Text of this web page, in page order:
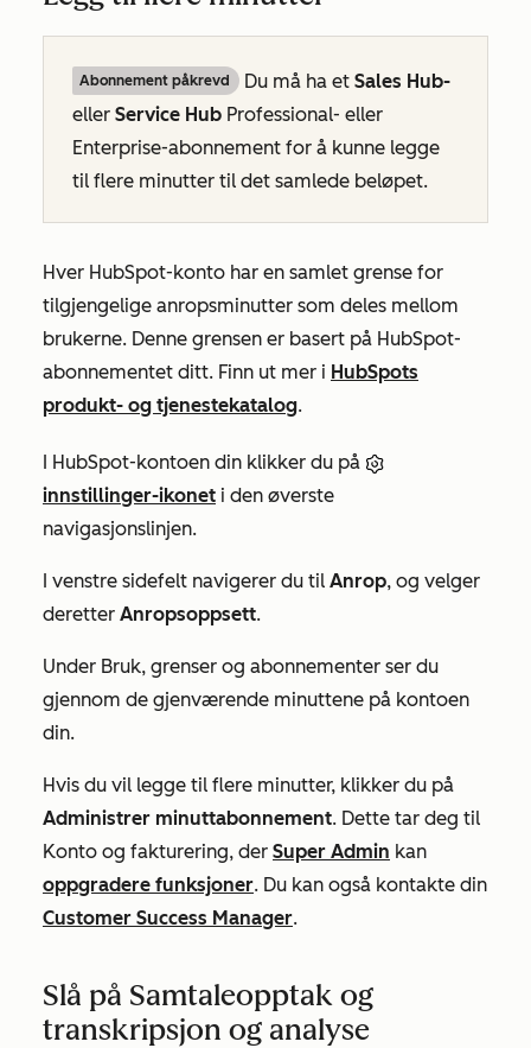
Abonnement påkrevd Du må ha et Sales Hub-
eller Service Hub Professional- eller
Enterprise-abonnement for å kunne legge
til flere minutter til det samlede beløpet.
Hver HubSpot-konto har en samlet grense for
tilgjengelige anropsminutter som deles mellom
brukerne. Denne grensen er basert på HubSpot-
abonnementet ditt. Finn ut mer i HubSpots
produkt- og tjenestekatalog.
I HubSpot-kontoen din klikker du på
innstillinger-ikonet i den øverste
navigasjonslinjen.
I venstre sidefelt navigerer du til Anrop, og velger
deretter Anropsoppsett.
Under Bruk, grenser og abonnementer ser du
gjennom de gjenværende minuttene på kontoen
din.
Hvis du vil legge til flere minutter, klikker du på
Administrer minuttabonnement. Dette tar deg til
Konto og fakturering, der Super Admin kan
oppgradere funksjoner. Du kan også kontakte din
Customer Success Manager.
Slå på Samtaleopptak og
transkripsjon og analyse